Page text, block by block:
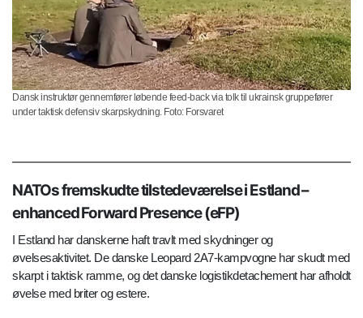
Dansk instruktør gennemfører løbende feed-back via tolk til ukrainsk gruppefører
under taktisk defensiv skarpskydning. Foto: Forsvaret
NATOs fremskudte tilstedeværelse i Estland –
enhanced Forward Presence (eFP)
I Estland har danskerne haft travlt med skydninger og
øvelsesaktivitet. De danske Leopard 2A7-kampvogne har skudt med
skarpt i taktisk ramme, og det danske logistikdetachement har afholdt
øvelse med briter og estere.